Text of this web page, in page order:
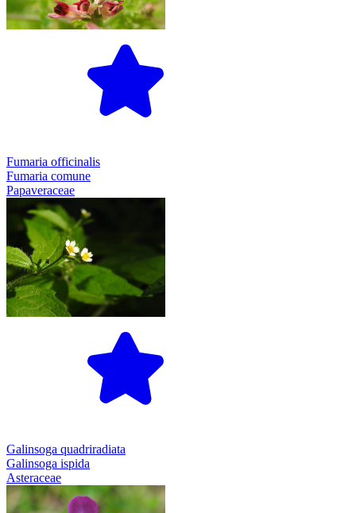
Fumaria officinalis
Fumaria comune
Papaveraceae
Galinsoga quadriradiata
Galinsoga ispida
Asteraceae